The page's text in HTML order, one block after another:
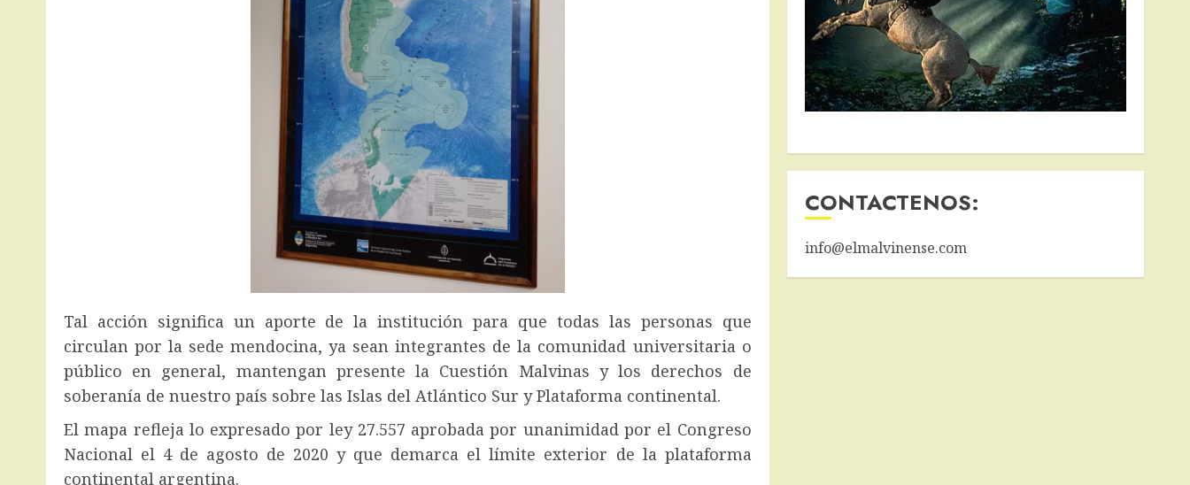
Tal acción significa un aporte de la institución para que todas las personas que
circulan por la sede mendocina, ya sean integrantes de la comunidad universitaria o
público en general, mantengan presente la Cuestión Malvinas y los derechos de
soberanía de nuestro país sobre las Islas del Atlántico Sur y Plataforma continental.
El mapa refleja lo expresado por ley 27.557 aprobada por unanimidad por el Congreso
Nacional el 4 de agosto de 2020 y que demarca el límite exterior de la plataforma
continental argentina.
CONTACTENOS:
info@elmalvinense.com